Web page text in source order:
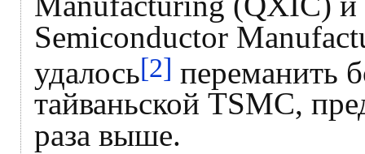
Semiconductor
удалось[2] переманить
тайваньской TSMC,
раза выше.